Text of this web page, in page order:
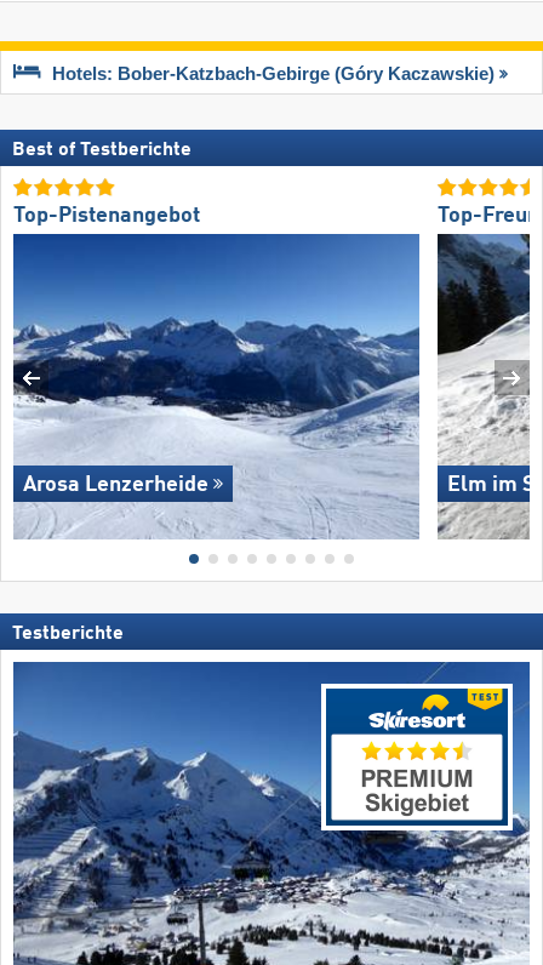
Hotels: Bober-Katzbach-Gebirge (Góry Kaczawskie)
Best of Testberichte
Top-Pistenangebot
Arosa Lenzerheide
Top-
Elm im
Testberichte